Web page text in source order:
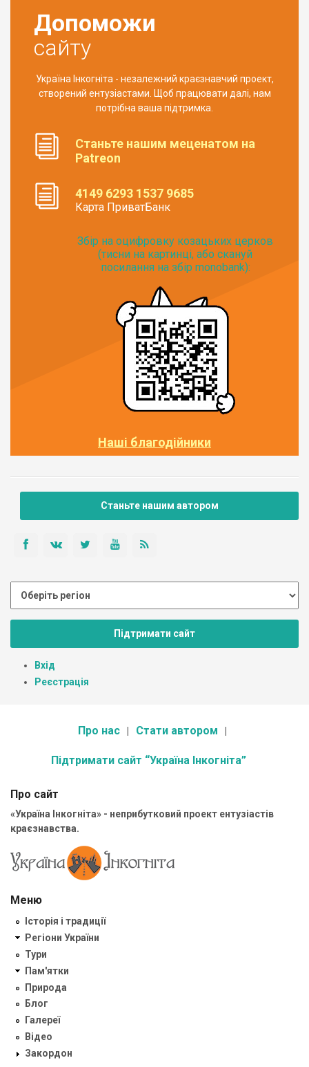
Допоможи
сайту
Україна Інкогніта - незалежний краєзнавчий проект,
створений ентузіастами. Щоб працювати далі, нам
потрібна ваша підтримка.
Станьте нашим меценатом на
Patreon
4149 6293 1537 9685
Карта ПриватБанк
Збір на оцифровку козацьких церков
(тисни на картинці, або скануй
посилання на збір monobank):
Наші благодійники
Станьте нашим автором
Підтримати сайт
Вхід
Реєстрація
Про нас Стати автором
Підтримати сайт “Україна Інкогніта”
Про сайт
«Україна Інкогніта» - неприбутковий проект ентузіастів
краєзнавства.
Меню
Історія і традиції
Регіони України
Тури
Пам'ятки
Природа
Блог
Галереї
Відео
Закордон